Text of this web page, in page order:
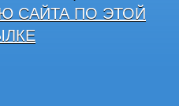
САЙТА ПО ЭТОЙ